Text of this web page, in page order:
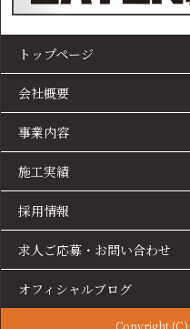
トップページ
会社概要
事業内容
施工実績
採用情報
求人ご応募・お問い合わせ
オフィシャルブログ
Copyright (C)